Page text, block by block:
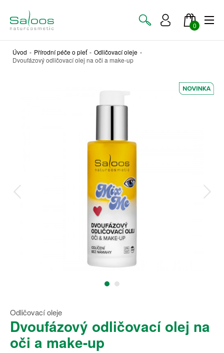
0
Úvod - Přírodní péče o pleť - Odličovací oleje -
Dvoufázový odličovací olej na oči a make-up
Odličovací oleje
Dvoufázový odličovací olej na
oči a make-up